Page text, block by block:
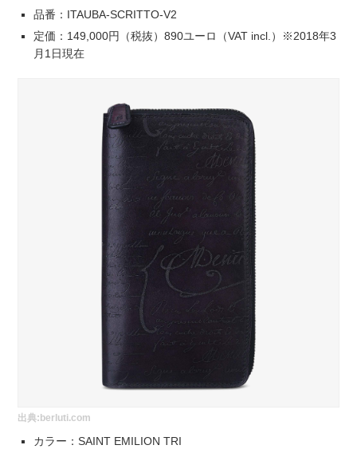
品番：ITAUBA-SCRITTO-V2
定価：149,000円（税抜）890ユーロ（VAT incl.）※2018年3
月1日現在
出典: berluti.com
カラー：SAINT EMILION TRI